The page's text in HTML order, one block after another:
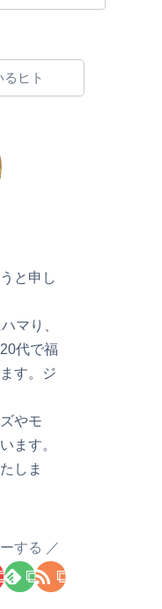
ヒト
と申し
マり、
代で福
す。ジ
やモ
ます。
しま
する